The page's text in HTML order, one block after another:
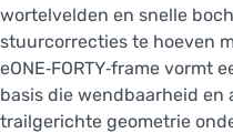
wortelvelden en snelle
stuurcorrecties te hoeven
eONE‑FORTY‑frame
basis die wendbaarheid en
trailgerichte geometrie